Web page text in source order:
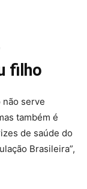
filho
serve
também é
de saúde do
Brasileira”,